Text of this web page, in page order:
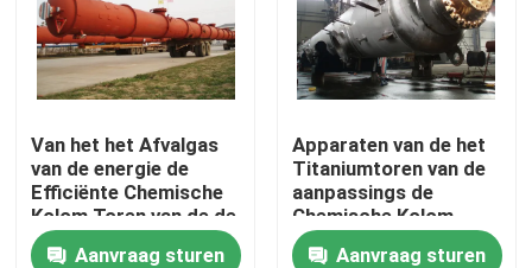
Over ons
Fabriekstocht
Kwaliteitscontrole
Neem contact met ons op
Van het het Afvalgas
van de energie de
Efficiënte Chemische
Kolom Toren van de de
Reinigingsabsorptie
Aanvraag sturen
Apparaten van de het
Titaniumtoren van de
aanpassings de
Chemische Kolom
Verticale Horizontale
Aanvraag sturen